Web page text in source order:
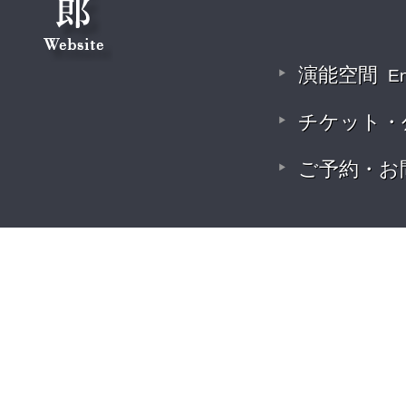
演能空間
チケット
ご予約・